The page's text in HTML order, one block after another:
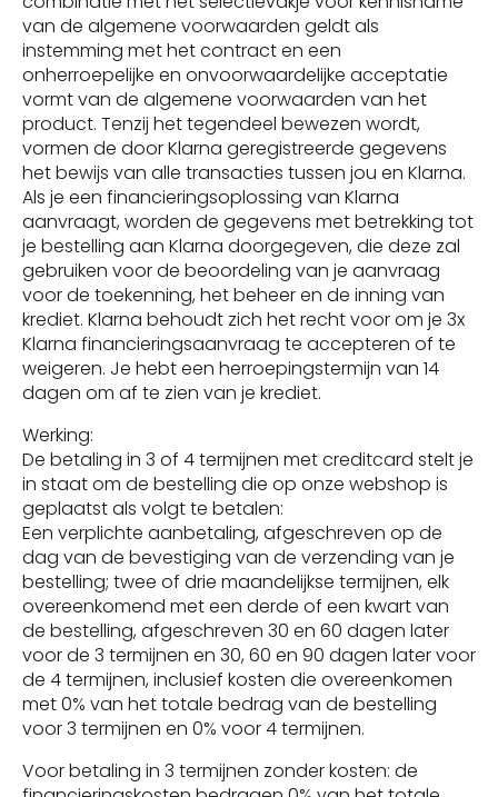
van de algemene voorwaarden geldt als
instemming met het contract en een
onherroepelijke en onvoorwaardelijke acceptatie
vormt van de algemene voorwaarden van het
product. Tenzij het tegendeel bewezen wordt,
vormen de door Klarna geregistreerde gegevens
het bewijs van alle transacties tussen jou en Klarna.
Als je een financieringsoplossing van Klarna
aanvraagt, worden de gegevens met betrekking tot
je bestelling aan Klarna doorgegeven, die deze zal
gebruiken voor de beoordeling van je aanvraag
voor de toekenning, het beheer en de inning van
krediet. Klarna behoudt zich het recht voor om je 3x
Klarna financieringsaanvraag te accepteren of te
weigeren. Je hebt een herroepingstermijn van 14
dagen om af te zien van je krediet.
Werking:
De betaling in 3 of 4 termijnen met creditcard stelt je
in staat om de bestelling die op onze webshop is
geplaatst als volgt te betalen:
Een verplichte aanbetaling, afgeschreven op de
dag van de bevestiging van de verzending van je
bestelling; twee of drie maandelijkse termijnen, elk
overeenkomend met een derde of een kwart van
de bestelling, afgeschreven 30 en 60 dagen later
voor de 3 termijnen en 30, 60 en 90 dagen later voor
de 4 termijnen, inclusief kosten die overeenkomen
met 0% van het totale bedrag van de bestelling
voor 3 termijnen en 0% voor 4 termijnen.
Voor betaling in 3 termijnen zonder kosten: de